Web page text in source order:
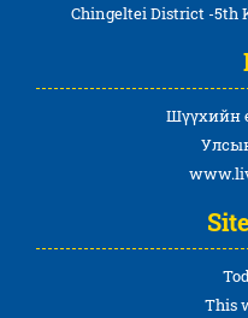
Chingeltei District -5th
Шүүхийн
This